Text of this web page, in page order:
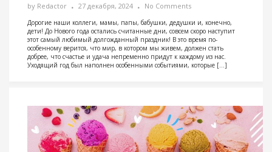
by Redactor 27 декабря, 2024 No Comments
Дорогие наши коллеги, мамы, папы, бабушки, дедушки и, конечно,
дети! До Нового года остались считанные дни, совсем скоро наступит
этот самый любимый долгожданный праздник! В это время по-
особенному верится, что мир, в котором мы живем, должен стать
добрее, что счастье и удача непременно придут к каждому из нас.
Уходящий год был наполнен особенными событиями, которые […]